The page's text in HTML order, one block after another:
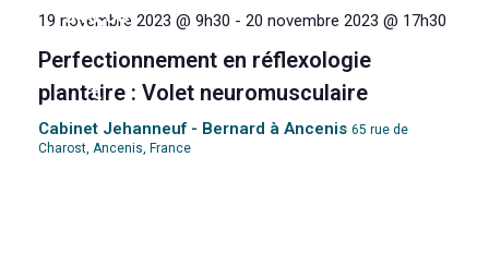
19 novembre 2023 @ 9h30 - 20 novembre 2023 @ 17h30
Perfectionnement en réflexologie
plantaire : Volet neuromusculaire
Cabinet Jehanneuf - Bernard à Ancenis 65 rue de
Charost, Ancenis, France
340,00
€